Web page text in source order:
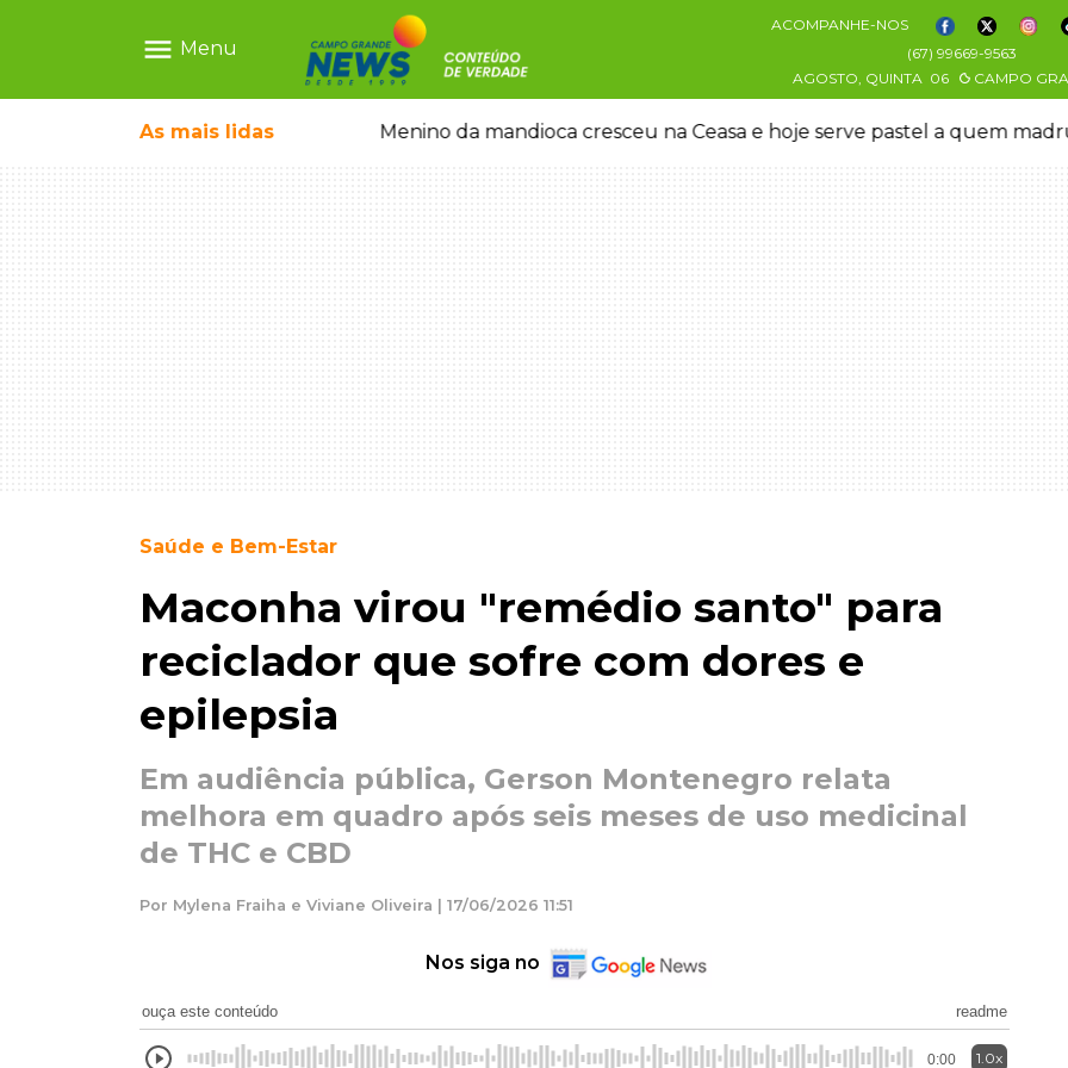
menu Menu
ACOMPANHE-NOS
(67) 99669-9563
AGOSTO, QUINTA 06 CAMPO
As mais lidas
não reconhece o filho queimado Menino da mandioca cresceu na Ceasa e hoje serve pastel a quem
Saúde e Bem-Estar
Maconha virou "remédio santo" para
reciclador que sofre com dores e
epilepsia
Em audiência pública, Gerson Montenegro relata
melhora em quadro após seis meses de uso medicinal
de THC e CBD
Por Mylena Fraiha e Viviane Oliveira | 17/06/2026 11:51
Nos siga no
ouça este conteúdo readme
0:00 1.0x